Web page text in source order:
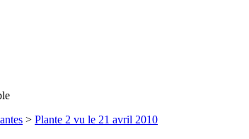
> Plante 2 vu le 21 avril 2010